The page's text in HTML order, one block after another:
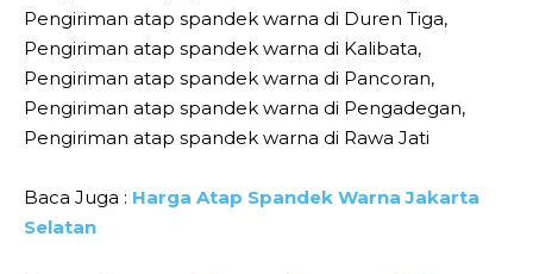
Pengiriman atap spandek warna di Duren Tiga,
Pengiriman atap spandek warna di Kalibata,
Pengiriman atap spandek warna di Pancoran,
Pengiriman atap spandek warna di Pengadegan,
Pengiriman atap spandek warna di Rawa Jati
Baca Juga : Harga Atap Spandek Warna Jakarta
Selatan